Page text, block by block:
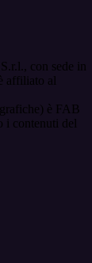
con sede in
affiliato al
è FAB
i contenuti del